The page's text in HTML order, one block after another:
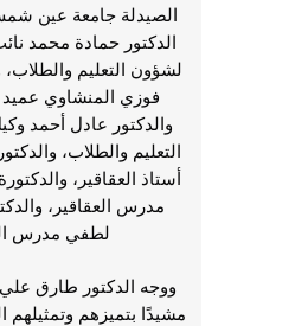
الصيدلة جامعة عين
الدكتور حمادة محمد
لشؤون التعليم
فوزي المنشاوي عميد
والدكتور عادل أحمد
التعليم والطلاب،
أستاذ العقاقير،
مدرس العقاقير،
لطفي مدرس
ووجه الدكتور طارق علي
مشيدًا بتميزهم